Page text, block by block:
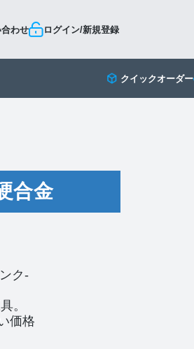
わせ ログイン/新規登録
クイックオーダー
合金
ク-
。
価格